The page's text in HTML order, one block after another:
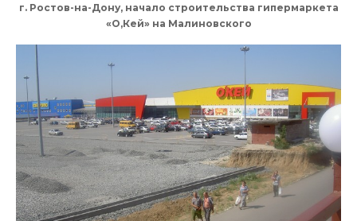
г. Ростов-на-Дону, начало строительства гипермаркета
«О,Кей» на Малиновского